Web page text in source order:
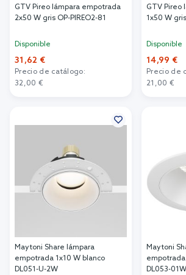
GTV Pireo lámpara empotrada
2x50 W gris OP-PIREO2-81
Disponible
31,62 €
Precio de catálogo:
32,00 €
GTV Pireo
1x50 W
Disponible
14,99 €
Precio de
21,00 €
Maytoni Share lámpara
empotrada 1x10 W blanco
DL051-U-2W
Maytoni
empotrada
DL053-01W